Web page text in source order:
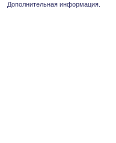
Дополнительная информация.